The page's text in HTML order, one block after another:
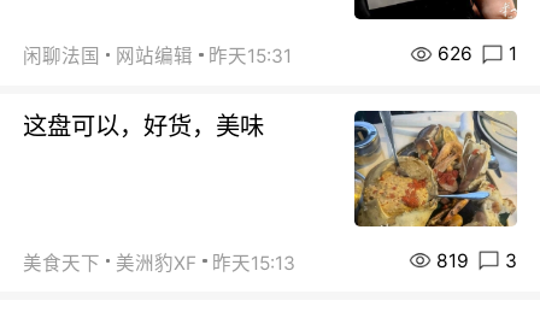
闲聊法国 网站编辑 昨天15:31 626 1
这盘可以，好货，美味
美食天下 美洲豹XF 昨天15:13 819 3